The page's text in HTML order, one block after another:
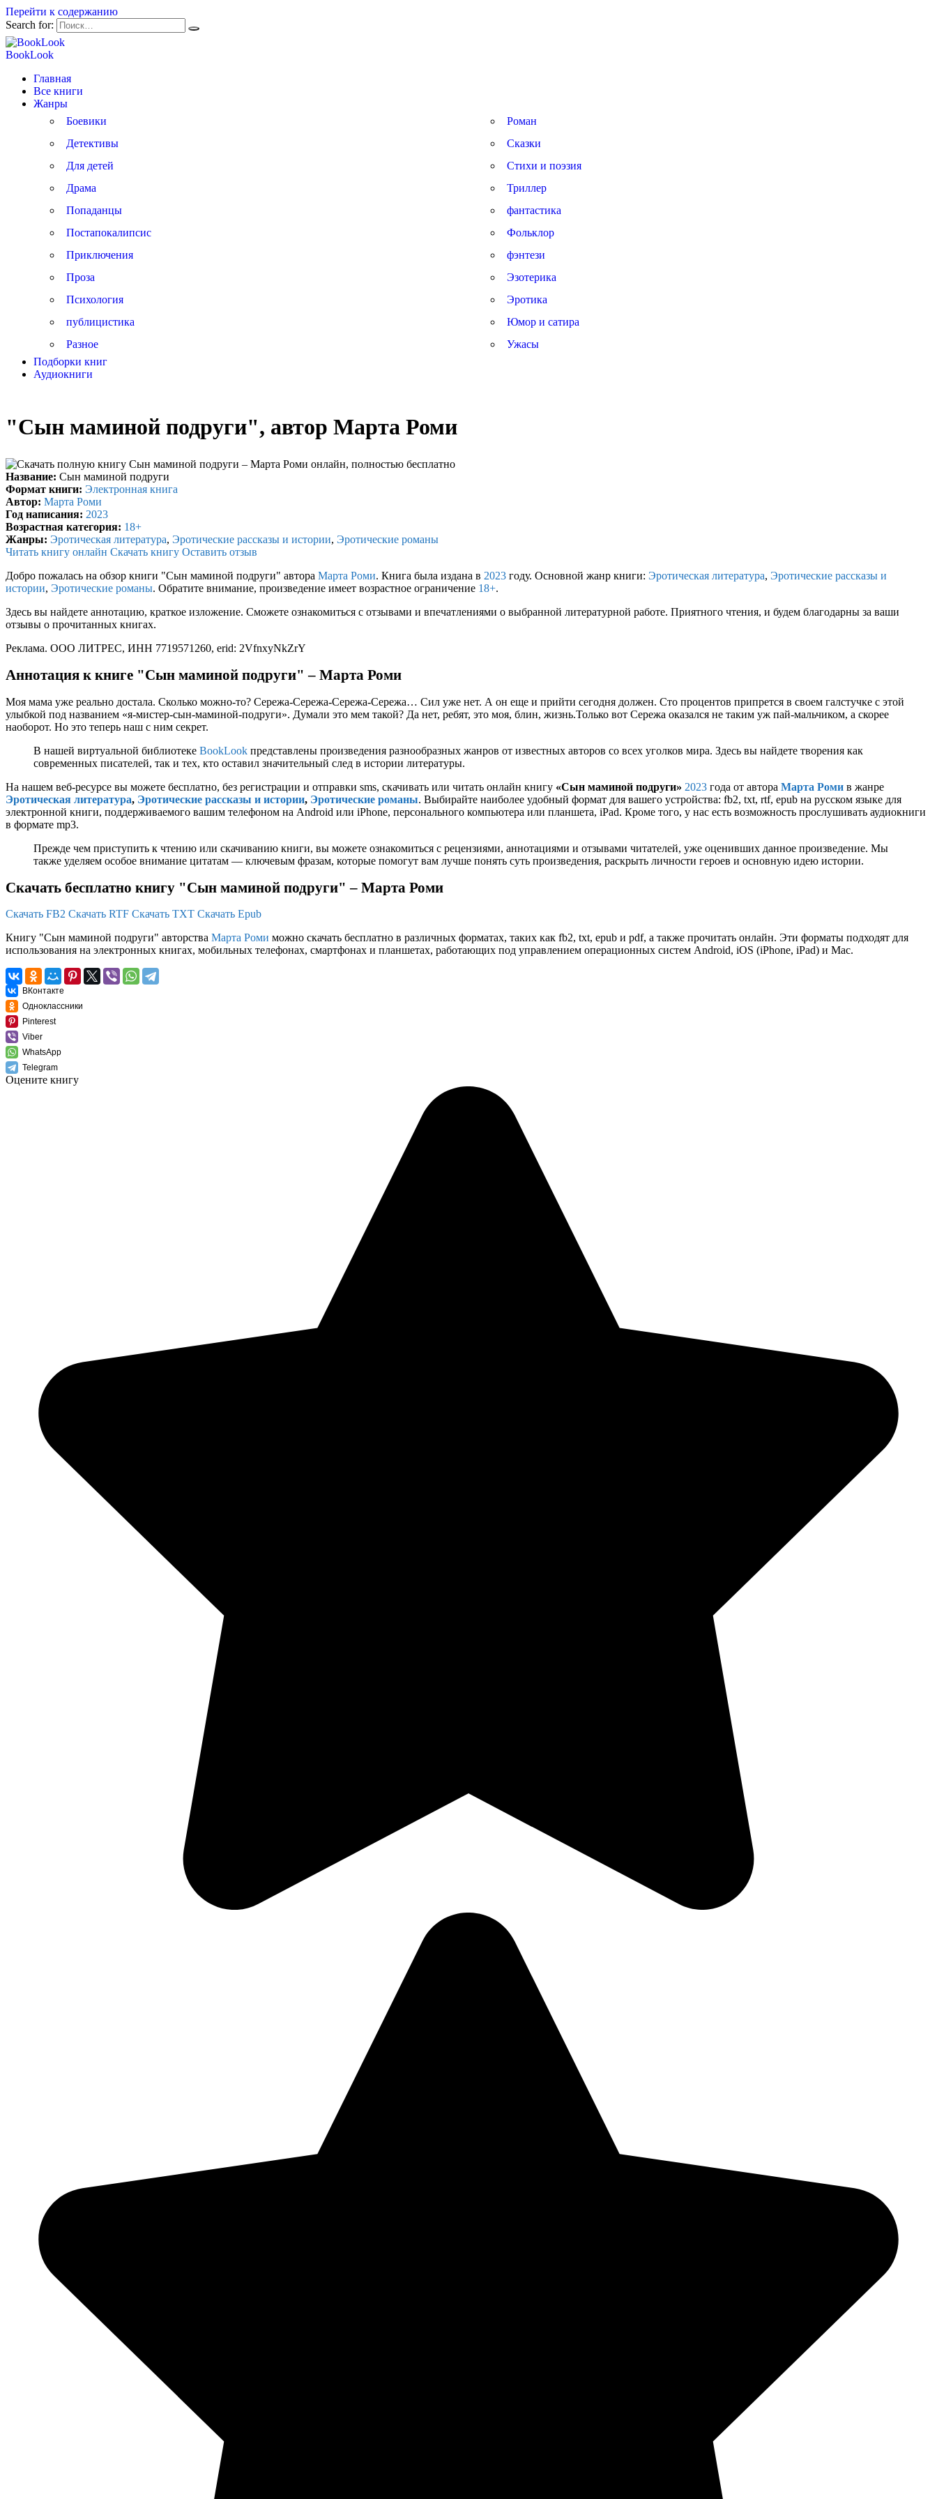
Перейти к содержанию
Search for:
BookLook
Главная
Все книги
Жанры
Боевики
Детективы
Для детей
Драма
Попаданцы
Постапокалипсис
Приключения
Проза
Психология
публицистика
Разное
Роман
Сказки
Стихи и поэзия
Триллер
фантастика
Фольклор
фэнтези
Эзотерика
Эротика
Юмор и сатира
Ужасы
Подборки книг
Аудиокниги
"Сын маминой подруги", автор Марта Роми
Название: Сын маминой подруги
Формат книги: Электронная книга
Автор: Марта Роми
Год написания: 2023
Возрастная категория: 18+
Жанры: Эротическая литература, Эротические рассказы и истории, Эротические романы
Читать книгу онлайн Скачать книгу Оставить отзыв
Добро пожалась на обзор книги "Сын маминой подруги" автора Марта Роми. Книга была издана в 2023 году. Основной жанр книги: Эротическая литература, Эротические рассказы и
истории, Эротические романы. Обратите внимание, произведение имеет возрастное ограничение 18+.
Здесь вы найдете аннотацию, краткое изложение. Сможете ознакомиться с отзывами и впечатлениями о выбранной литературной работе. Приятного чтения, и будем благодарны за ваши
отзывы о прочитанных книгах.
Реклама. ООО ЛИТРЕС, ИНН 7719571260, erid: 2VfnxyNkZrY
Аннотация к книге "Сын маминой подруги" – Марта Роми
Моя мама уже реально достала. Сколько можно-то? Сережа-Сережа-Сережа-Сережа… Сил уже нет. А он еще и прийти сегодня должен. Сто процентов припрется в своем галстучке с этой
улыбкой под названием «я-мистер-сын-маминой-подруги». Думали это мем такой? Да нет, ребят, это моя, блин, жизнь.Только вот Сережа оказался не таким уж пай-мальчиком, а скорее
наоборот. Но это теперь наш с ним секрет.
В нашей виртуальной библиотеке BookLook представлены произведения разнообразных жанров от известных авторов со всех уголков мира. Здесь вы найдете творения как
современных писателей, так и тех, кто оставил значительный след в истории литературы.
На нашем веб-ресурсе вы можете бесплатно, без регистрации и отправки sms, скачивать или читать онлайн книгу «Сын маминой подруги» 2023 года от автора Марта Роми в жанре
Эротическая литература, Эротические рассказы и истории, Эротические романы. Выбирайте наиболее удобный формат для вашего устройства: fb2, txt, rtf, epub на русском языке для
электронной книги, поддерживаемого вашим телефоном на Android или iPhone, персонального компьютера или планшета, iPad. Кроме того, у нас есть возможность прослушивать аудиокниги
в формате mp3.
Прежде чем приступить к чтению или скачиванию книги, вы можете ознакомиться с рецензиями, аннотациями и отзывами читателей, уже оценивших данное произведение. Мы
также уделяем особое внимание цитатам — ключевым фразам, которые помогут вам лучше понять суть произведения, раскрыть личности героев и основную идею истории.
Скачать бесплатно книгу "Сын маминой подруги" – Марта Роми
Скачать FB2 Скачать RTF Скачать TXT Скачать Epub
Книгу "Сын маминой подруги" авторства Марта Роми можно скачать бесплатно в различных форматах, таких как fb2, txt, epub и pdf, а также прочитать онлайн. Эти форматы подходят для
использования на электронных книгах, мобильных телефонах, смартфонах и планшетах, работающих под управлением операционных систем Android, iOS (iPhone, iPad) и Mac.
ВКонтакте
Одноклассники
Pinterest
Viber
WhatsApp
Telegram
Оцените книгу